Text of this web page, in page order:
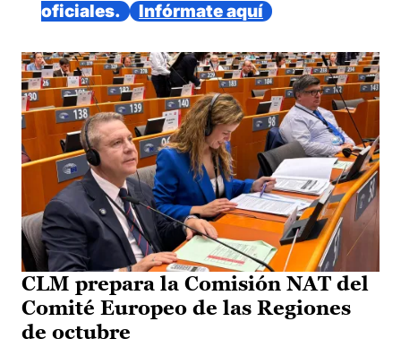
oficiales.
Infórmate aquí
CLM prepara la Comisión NAT del
Comité Europeo de las Regiones
de octubre